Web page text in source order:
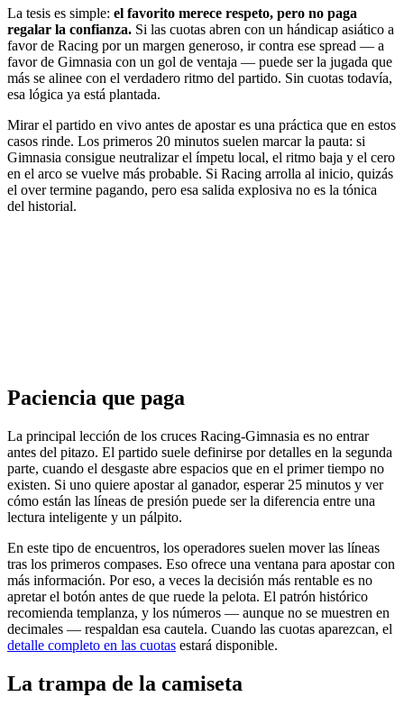
La tesis es simple: el favorito merece respeto, pero no paga
regalar la confianza. Si las cuotas abren con un hándicap asiático a
favor de Racing por un margen generoso, ir contra ese spread — a
favor de Gimnasia con un gol de ventaja — puede ser la jugada que
más se alinee con el verdadero ritmo del partido. Sin cuotas todavía,
esa lógica ya está plantada.
Mirar el partido en vivo antes de apostar es una práctica que en estos
casos rinde. Los primeros 20 minutos suelen marcar la pauta: si
Gimnasia consigue neutralizar el ímpetu local, el ritmo baja y el cero
en el arco se vuelve más probable. Si Racing arrolla al inicio, quizás
el over termine pagando, pero esa salida explosiva no es la tónica
del historial.
Paciencia que paga
La principal lección de los cruces Racing-Gimnasia es no entrar
antes del pitazo. El partido suele definirse por detalles en la segunda
parte, cuando el desgaste abre espacios que en el primer tiempo no
existen. Si uno quiere apostar al ganador, esperar 25 minutos y ver
cómo están las líneas de presión puede ser la diferencia entre una
lectura inteligente y un pálpito.
En este tipo de encuentros, los operadores suelen mover las líneas
tras los primeros compases. Eso ofrece una ventana para apostar con
más información. Por eso, a veces la decisión más rentable es no
apretar el botón antes de que ruede la pelota. El patrón histórico
recomienda templanza, y los números — aunque no se muestren en
decimales — respaldan esa cautela. Cuando las cuotas aparezcan, el
detalle completo en las cuotas estará disponible.
La trampa de la camiseta